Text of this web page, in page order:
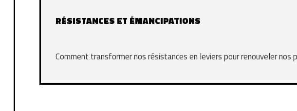
RÉSISTANCES ET ÉMANCIPATIONS
Comment transformer nos résistances en leviers pour renouveler